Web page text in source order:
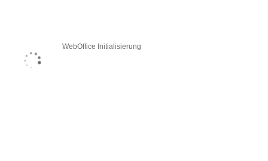
WebOffice Initialisierung